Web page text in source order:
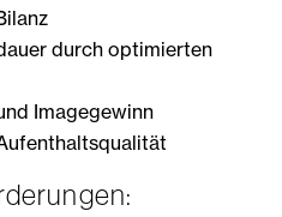
durch optimierten
Imagegewinn